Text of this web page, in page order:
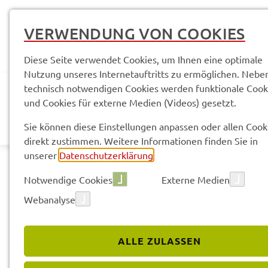
AKTUELLES
VERWENDUNG VON COOKIES
Diese Seite verwendet Cookies, um Ihnen eine optimale
Nutzung unseres Internetauftritts zu ermöglichen.
technisch notwendigen Cookies werden funktionale
und Cookies für externe Medien (Videos) gesetzt.
Sie können diese Einstellungen anpassen oder allen
direkt zustimmen. Weitere Informationen finden Sie in
unserer Datenschutzerklärung
Notwendige Cookies
Externe Medien
Webanalyse
ALLE ZULASSEN